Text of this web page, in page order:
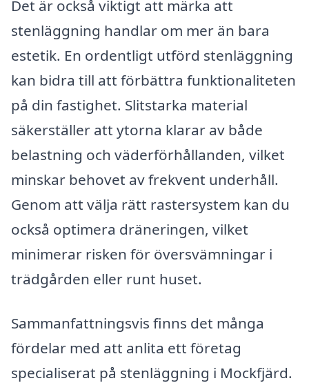
Det är också viktigt att märka att
stenläggning handlar om mer än bara
estetik. En ordentligt utförd stenläggning
kan bidra till att förbättra funktionaliteten
på din fastighet. Slitstarka material
säkerställer att ytorna klarar av både
belastning och väderförhållanden, vilket
minskar behovet av frekvent underhåll.
Genom att välja rätt rastersystem kan du
också optimera dräneringen, vilket
minimerar risken för översvämningar i
trädgården eller runt huset.
Sammanfattningsvis finns det många
fördelar med att anlita ett företag
specialiserat på stenläggning i Mockfjärd.